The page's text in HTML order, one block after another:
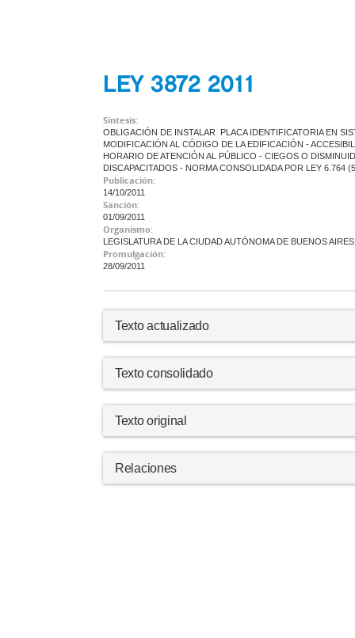
LEY 3872 2011
Síntesis:
OBLIGACIÓN DE INSTALAR PLACA IDENTIFICATORIA EN
MODIFICACIÓN AL CÓDIGO DE LA EDIFICACIÓN -
HORARIO DE ATENCIÓN AL PÚBLICO - CIEGOS O
DISCAPACITADOS - NORMA CONSOLIDADA POR LEY 6.764
Publicación:
14/10/2011
Sanción:
01/09/2011
Organismo:
LEGISLATURA DE LA CIUDAD AUTÓNOMA DE BUENOS AIRES
Promulgación:
28/09/2011
Texto actualizado
Texto consolidado
Texto original
Relaciones